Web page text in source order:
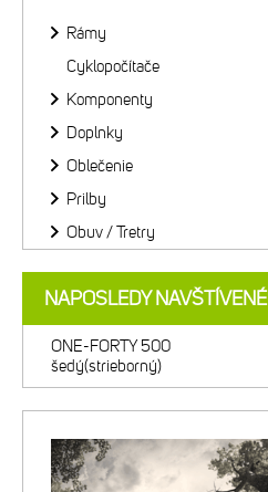
Rámy
Cyklopočítače
Komponenty
Doplnky
Oblečenie
Prilby
Obuv / Tretry
NAPOSLEDY NAVŠTÍVENÉ
ONE-FORTY 500
šedý(strieborný)